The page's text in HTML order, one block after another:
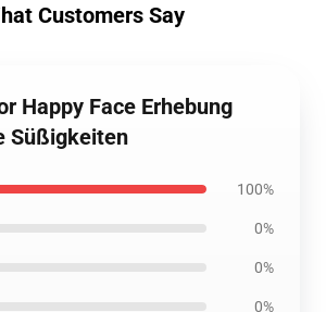
Customers Say
Happy Face Erhebung
Süßigkeiten
100%
0%
0%
0%